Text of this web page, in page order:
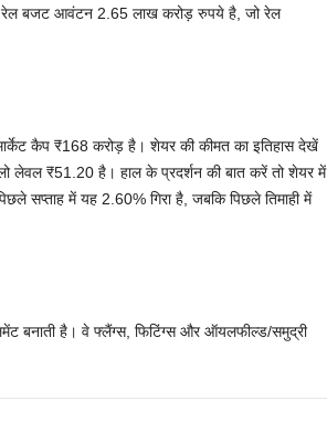
रेल बजट आवंटन 2.65 लाख करोड़ रुपये है, जो रेल
कैप ₹168 करोड़ है। शेयर की कीमत का इतिहास देखें
लेवल ₹51.20 है। हाल के प्रदर्शन की बात करें तो शेयर में
सप्ताह में यह 2.60% गिरा है, जबकि पिछले तिमाही में
बनाती है। वे फ्लैंग्स, फिटिंग्स और ऑयलफील्ड/समुद्री